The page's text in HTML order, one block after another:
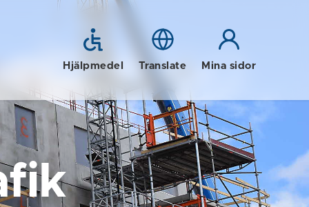
Hjälpmedel Translate Mina sidor